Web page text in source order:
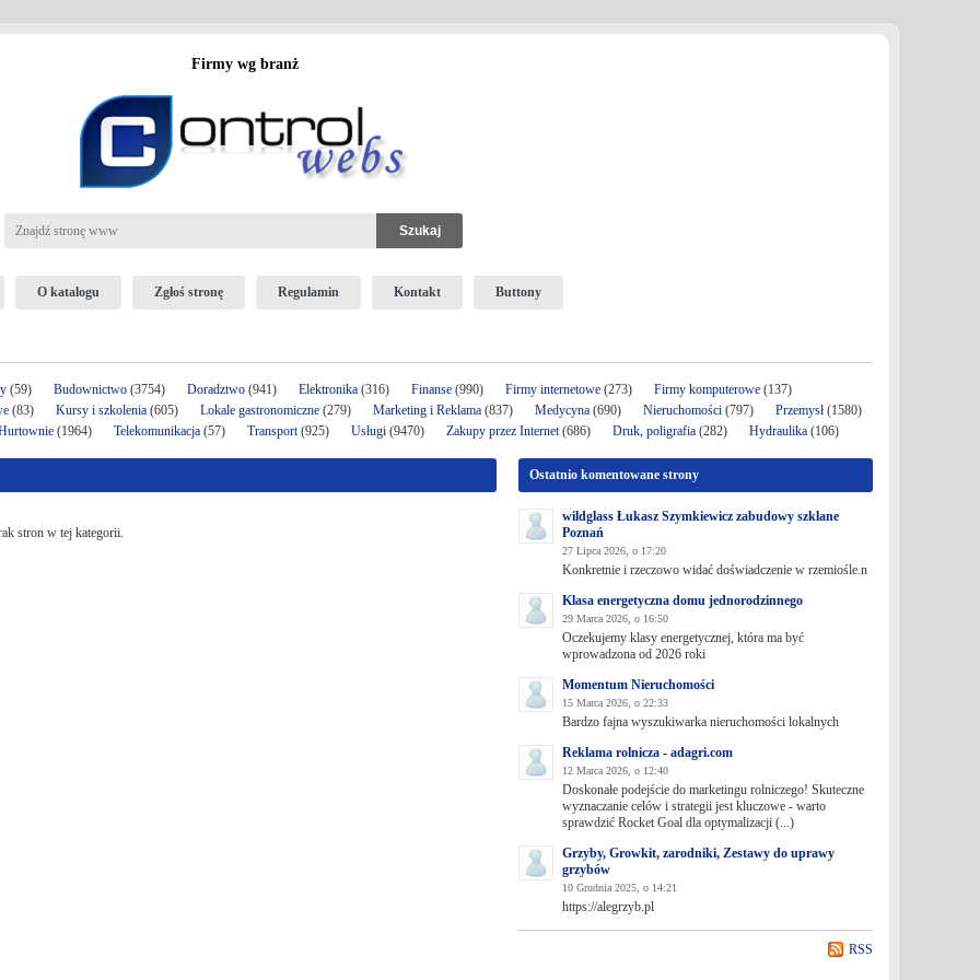
Firmy wg branż
O katalogu Zgłoś stronę Regulamin Kontakt Buttony
(59) Budownictwo (3754) Doradztwo (941) Elektronika (316) Finanse (990) Firmy internetowe (273) Firmy komputerowe (137)
(83) Kursy i szkolenia (605) Lokale gastronomiczne (279) Marketing i Reklama (837) Medycyna (690) Nieruchomości (797) Przemysł(1580)
(1964) Telekomunikacja (57) Transport(925) Usługi (9470) Zakupy przez Internet(686) Druk, poligrafia (282) Hydraulika (106)
stron w tej kategorii.
Ostatnio komentowane strony
wildglass Łukasz Szymkiewicz zabudowy szklane
Poznań
27 Lipca 2026, o 17:20
Konkretnie i rzeczowo widać doświadczenie w rzemiośle.n
Klasa energetyczna domu jednorodzinnego
29 Marca 2026, o 16:50
Oczekujemy klasy energetycznej, która ma być
wprowadzona od 2026 roki
Momentum Nieruchomości
15 Marca 2026, o 22:33
Bardzo fajna wyszukiwarka nieruchomości lokalnych
Reklama rolnicza - adagri.com
12 Marca 2026, o 12:40
Doskonałe podejście do marketingu rolniczego! Skuteczne
wyznaczanie celów i strategii jest kluczowe - warto
sprawdzić Rocket Goal dla optymalizacji (...)
Grzyby, Growkit, zarodniki, Zestawy do uprawy
grzybów
10 Grudnia 2025, o 14:21
https://alegrzyb.pl
RSS